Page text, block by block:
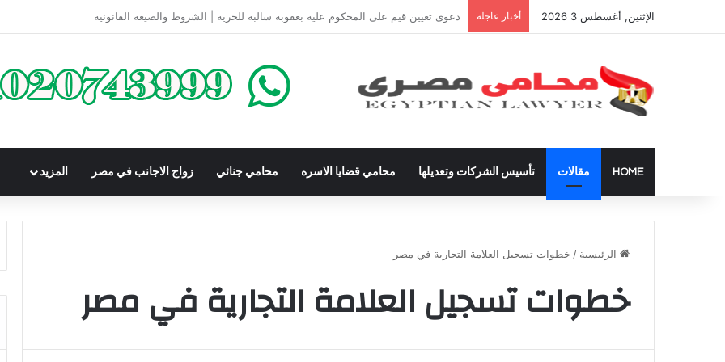
الإثنين, أغسطس 3 2026 أخبار عاجلة شراء العقارات داخل الكومباوندات تحت الإنشاء | أهم البنود التي تحمي المشتري في القانون المصري
HOME مقالات تأسيس الشركات وتعديلها محامي قضايا الاسره محامي جنائي زواج الاجانب في مصر المزيد
الرئيسية / خطوات تسجيل العلامة التجارية في مصر
خطوات تسجيل العلامة التجارية في مصر